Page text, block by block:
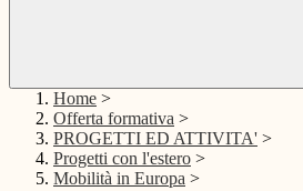
Home >
Offerta formativa >
PROGETTI ED ATTIVITA' >
Progetti con l'estero >
Mobilità in Europa >